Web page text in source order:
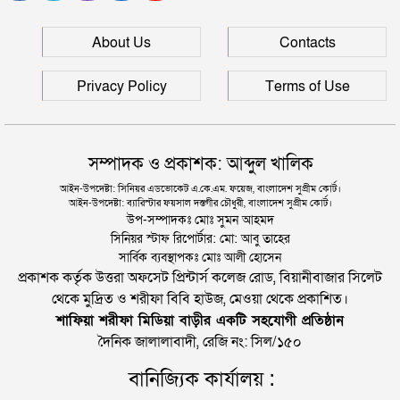
সিলেটে বিচার নিয়ে হতাশ ৬ শহীদ পরিবার
About Us Contacts
Privacy Policy Terms of Use
সম্পাদক ও প্রকাশক: আব্দুল খালিক
আইন-উপদেষ্টা: সিনিয়র এডভোকেট এ.কে.এম. ফয়েজ, বাংলাদেশ সুপ্রীম কোর্ট।
আইন-উপদেষ্টা: ব্যারিস্টার ফয়সাল দস্তগীর চৌধুরী, বাংলাদেশ সুপ্রীম কোর্ট।
উপ-সম্পাদকঃ মোঃ সুমন আহমদ
সিনিয়র স্টাফ রিপোর্টার: মো: আবু তাহের
সার্বিক ব্যবস্থাপকঃ মোঃ আলী হোসেন
প্রকাশক কর্তৃক উত্তরা অফসেট প্রিন্টার্স কলেজ রোড, বিয়ানীবাজার সিলেট
থেকে মুদ্রিত ও শরীফা বিবি হাউজ, মেওয়া থেকে প্রকাশিত।
শাফিয়া শরীফা মিডিয়া বাড়ীর একটি সহযোগী প্রতিষ্ঠান
দৈনিক জালালাবাদী, রেজি নং: সিল/১৫০
বানিজ্যিক কার্যালয় :